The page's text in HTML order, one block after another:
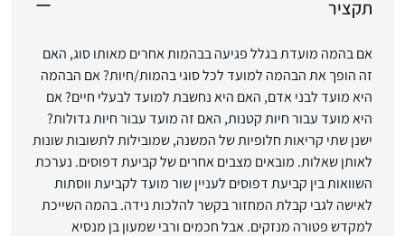
תקציר
אם בהמה מועדת בגלל פגיעה בבהמות אחרים מאותו סוג, האם
זה הופך את הבהמה למועד לכל סוגי בהמות/חיות? אם הבהמה
היא מועד לבני אדם, האם היא נחשבת למועד לבעלי חיים? אם
היא מועד עבור חיות קטנות, האם זה מועד עבור חיות גדולות?
ישנן שתי קריאות חלופיות של המשנה, שמובילות לתשובות שונות
לאותן שאלות. מובאים מצבים אחרים של קביעת דפוסים. נערכת
השוואות בין קביעת דפוסים לעניין שור מועד לקביעת ווסתות
לאישה לגבי קבלת המחזור בקשר להלכות נידה. בהמה השייכת
למקדש פטורה מנזקים. אבל חכמים ורבי שמעון בן מנסיא